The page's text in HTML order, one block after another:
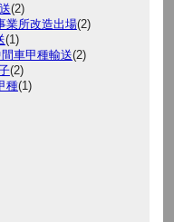
(2)
業所改造出場(2)
(1)
車甲種輸送(2)
(2)
種(1)